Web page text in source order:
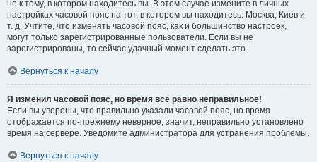
не к тому, в котором находитесь вы. В этом случае измените в личных
настройках часовой пояс на тот, в котором вы находитесь: Москва, Киев и
т. д. Учтите, что изменять часовой пояс, как и большинство настроек,
могут только зарегистрированные пользователи. Если вы не
зарегистрированы, то сейчас удачный момент сделать это.
Вернуться к началу
Я изменил часовой пояс, но время всё равно неправильное!
Если вы уверены, что правильно указали часовой пояс, но время
отображается по-прежнему неверное, значит, неправильно установлено
время на сервере. Уведомите администратора для устранения проблемы.
Вернуться к началу